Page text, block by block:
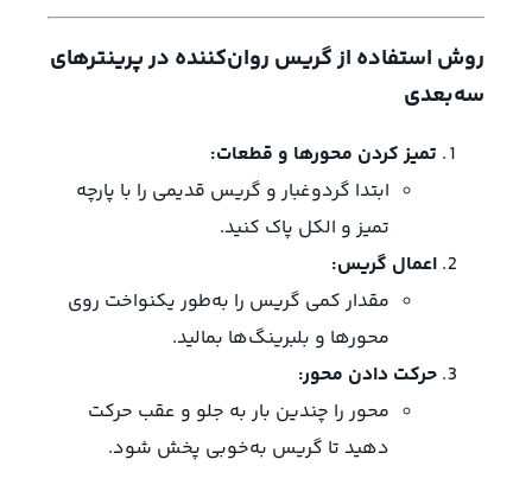
روش استفاده از گریس روان‌کننده در پرینترهای
سه‌بعدی
تمیز کردن محورها و قطعات:
ابتدا گردوغبار و گریس قدیمی را با پارچه
تمیز و الکل پاک کنید.
اعمال گریس:
مقدار کمی گریس را به‌طور یکنواخت روی
محورها و بلبرینگ‌ها بمالید.
حرکت دادن محور:
محور را چندین بار به جلو و عقب حرکت
دهید تا گریس به‌خوبی پخش شود.